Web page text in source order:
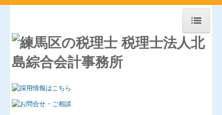
ホーム
事務所紹介
スタッフ＆顧問紹介